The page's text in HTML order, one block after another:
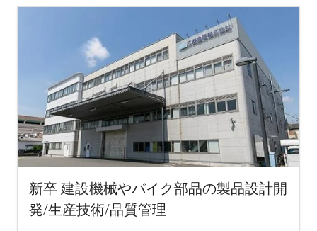
新卒 建設機械やバイク部品の製品設計開
発/生産技術/品質管理